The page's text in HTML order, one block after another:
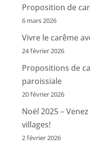
Proposition de
6 mars 2026
Vivre le carême
24 février 2026
Propositions de
paroissiale
20 février 2026
Noël 2025 –
villages!
2 février 2026